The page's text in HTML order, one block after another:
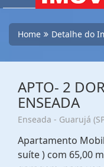
Home Detalhe do
APTO- 2
ENSEADA
Enseada - Guarujá
Apartamento
suíte ) com 65,00